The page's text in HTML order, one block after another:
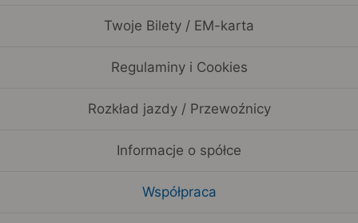
Twoje Bilety / EM-karta
Regulaminy i Cookies
Rozkład jazdy / Przewoźnicy
Informacje o spółce
Współpraca